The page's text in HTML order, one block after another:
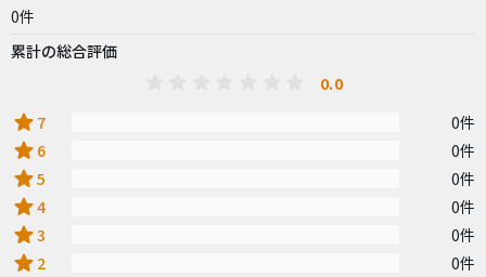
0件
累計の総合評価
0.0
star 7 0件
star 6 0件
star5 0件
star4 0件
star3 0件
star 2 0件